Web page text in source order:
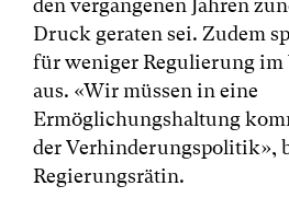
den vergangenen Jahren
Druck geraten sei. Zudem
für weniger Regulierung im
aus. «Wir müssen in eine
Ermöglichungshaltung
der Verhinderungspolitik»,
Regierungsrätin.